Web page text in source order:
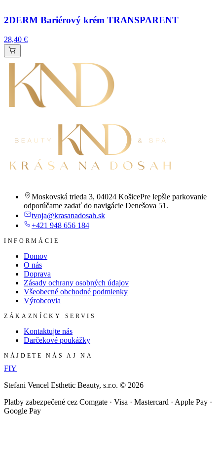
2DERM Bariérový krém TRANSPARENT
28,40 €
Moskovská trieda 3, 04024 KošicePre lepšie parkovanie
odporúčame zadať do navigácie Denešova 51.
tvoja@krasanadosah.sk
+421 948 656 184
INFORMÁCIE
Domov
O nás
Doprava
Zásady ochrany osobných údajov
Všeobecné obchodné podmienky
Výrobcovia
ZÁKAZNÍCKY SERVIS
Kontaktujte nás
Darčekové poukážky
NÁJDETE NÁS AJ NA
FIY
Stefani Vencel Esthetic Beauty, s.r.o. © 2026
Platby zabezpečené cez Comgate · Visa · Mastercard · Apple Pay ·
Google Pay